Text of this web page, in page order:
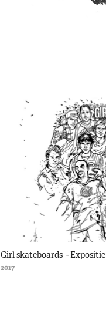
Girl skateboards  - Expositie
2017